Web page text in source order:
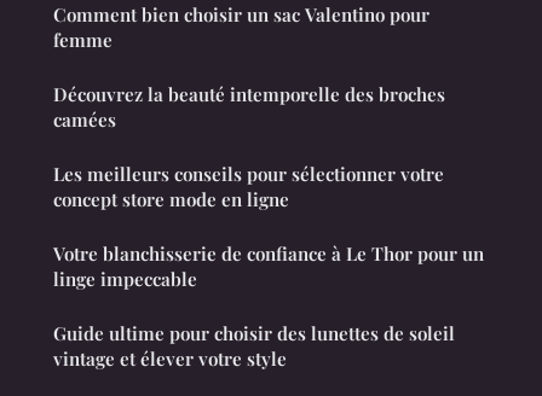
Comment bien choisir un sac Valentino pour
femme
Découvrez la beauté intemporelle des broches
camées
Les meilleurs conseils pour sélectionner votre
concept store mode en ligne
Votre blanchisserie de confiance à Le Thor pour un
linge impeccable
Guide ultime pour choisir des lunettes de soleil
vintage et élever votre style